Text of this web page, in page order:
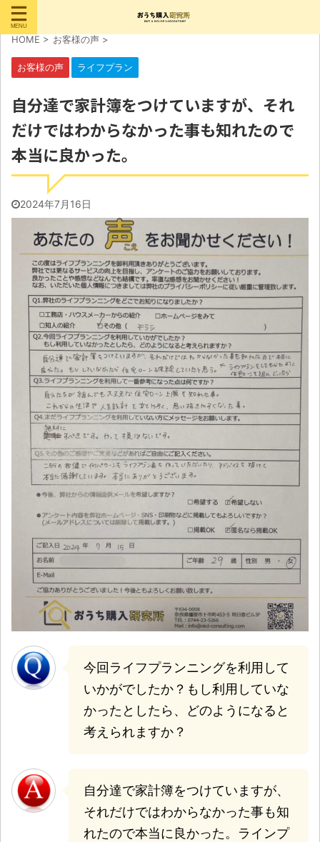
HOME > お客様の声 >
お客様の声 ライフプラン
自分達で家計簿をつけていますが、それ
だけではわからなかった事も知れたので
本当に良かった。
2024年7月16日
今回ライフプランニングを利用して
いかがでしたか？もし利用していな
かったとしたら、どのようになると
考えられますか？
自分達で家計簿をつけていますが、
それだけではわからなかった事も知
れたので本当に良かった。ラインプ